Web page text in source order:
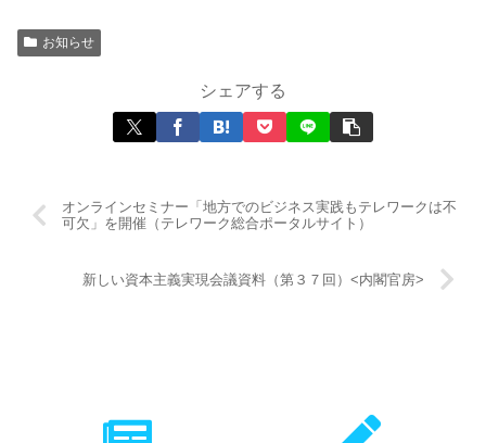
お知らせ
シェアする
オンラインセミナー「地方でのビジネス実践もテレワークは不
可欠」を開催（テレワーク総合ポータルサイト）
新しい資本主義実現会議資料（第３７回）<内閣官房>